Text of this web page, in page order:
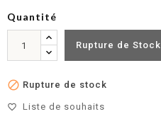
Quantité
Rupture de Stock
 Rupture de stock
favorite_border Liste de souhaits